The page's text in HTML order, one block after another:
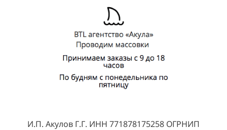
И.П. Акулов Г.Г. ИНН 771878175258 ОГРНИП